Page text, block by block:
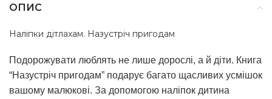
ОПИС
Наліпки дітлахам. Назустріч пригодам
Подорожувати люблять не лише дорослі, а й діти. Книга
“Назустріч пригодам” подарує багато щасливих усмішок
вашому малюкові. За допомогою наліпок дитина